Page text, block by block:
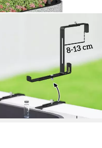
Loch, Haken (Pflanzkübel, 2
Blumen Garten Balkon
dir